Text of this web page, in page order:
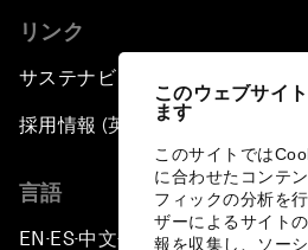
このウェブサイ
ます
このサイトでは
に合わせたコンテ
フィックの分析を
ザーによるサイト
報を収集し、ソー
リンク
サステナビリティへの取り組み
採用情報 (英語のみ)
言語
EN ▪ES▪中文▪ 日本語